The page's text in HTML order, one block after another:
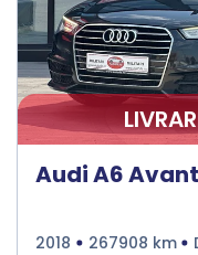
Audi A6 Avant
2018 267908 km